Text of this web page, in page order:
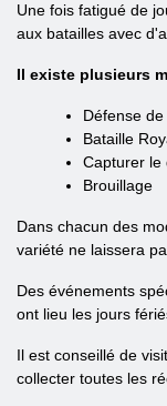
Une fois fatigué de
aux batailles avec
Il existe plusieurs
Défense
Bataille
Capturer le
Brouillage
Dans chacun des
variété ne laissera
Des événements
ont lieu les jours
Il est conseillé de
collecter toutes les